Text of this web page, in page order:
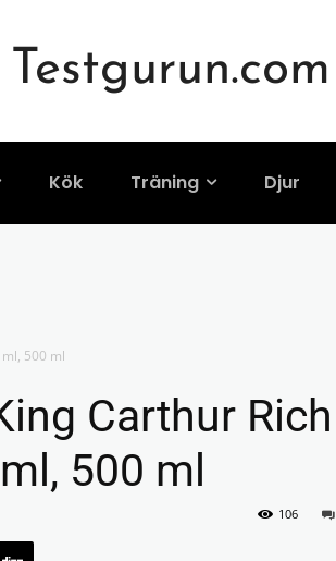
Testgurun.com
Kök Träning Djur
500 ml
Carthur Rich
500 ml
106